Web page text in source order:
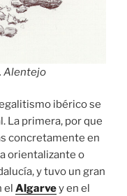
Alentejo
ibérico se
La primera, por que
concretamente en
orientalizante o
y tuvo un gran
el Algarvey en el